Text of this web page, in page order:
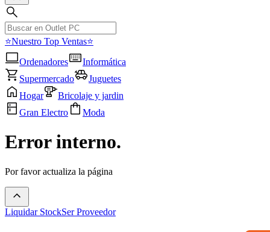
⭐Nuestro Top Ventas⭐
Ordenadores
Informática
Supermercado
Juguetes
Hogar
Bricolaje y jardin
Gran Electro
Moda
Error interno.
Por favor actualiza la página
Liquidar StockSer Proveedor